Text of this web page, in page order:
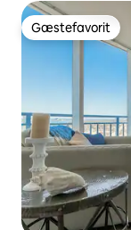
Gæstefavorit
Gæstefavorit